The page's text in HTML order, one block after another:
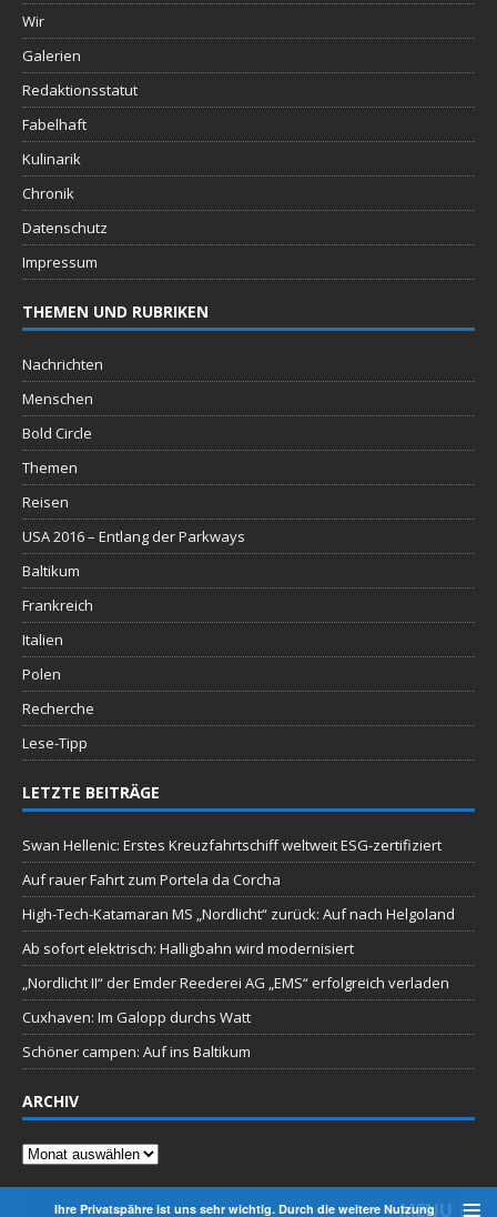
Wir
Galerien
Redaktionsstatut
Fabelhaft
Kulinarik
Chronik
Datenschutz
Impressum
THEMEN UND RUBRIKEN
Nachrichten
Menschen
Bold Circle
Themen
Reisen
USA 2016 – Entlang der Parkways
Baltikum
Frankreich
Italien
Polen
Recherche
Lese-Tipp
LETZTE BEITRÄGE
Swan Hellenic: Erstes Kreuzfahrtschiff weltweit ESG-zertifiziert
Auf rauer Fahrt zum Portela da Corcha
High-Tech-Katamaran MS „Nordlicht“ zurück: Auf nach Helgoland
Ab sofort elektrisch: Halligbahn wird modernisiert
„Nordlicht II“ der Emder Reederei AG „EMS“ erfolgreich verladen
Cuxhaven: Im Galopp durchs Watt
Schöner campen: Auf ins Baltikum
ARCHIV
Archiv
MENU
Ihre Privatspähre ist uns sehr wichtig. Durch die weitere Nutzung